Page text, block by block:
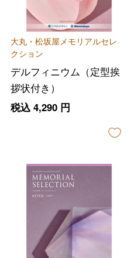
大丸・松坂屋メモリアルセレ
クション
デルフィニウム（定型挨
拶状付き）
税込 4,290円